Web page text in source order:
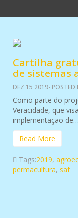
Cartilha
de sistemas
DEZ 15 2019- POSTED
Como parte do
Veracidade, que
implementação de…
Read More
Tags:2019,
permacultura, saf